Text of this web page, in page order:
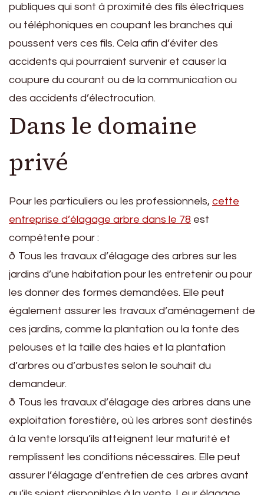
publiques qui sont à proximité des fils électriques
ou téléphoniques en coupant les branches qui
poussent vers ces fils. Cela afin d’éviter des
accidents qui pourraient survenir et causer la
coupure du courant ou de la communication ou
des accidents d’électrocution.
Dans le domaine
privé
Pour les particuliers ou les professionnels, cette
entreprise d’élagage arbre dans le 78 est
compétente pour :
ð Tous les travaux d’élagage des arbres sur les
jardins d’une habitation pour les entretenir ou pour
les donner des formes demandées. Elle peut
également assurer les travaux d’aménagement de
ces jardins, comme la plantation ou la tonte des
pelouses et la taille des haies et la plantation
d’arbres ou d’arbustes selon le souhait du
demandeur.
ð Tous les travaux d’élagage des arbres dans une
exploitation forestière, où les arbres sont destinés
à la vente lorsqu’ils atteignent leur maturité et
remplissent les conditions nécessaires. Elle peut
assurer l’élagage d’entretien de ces arbres avant